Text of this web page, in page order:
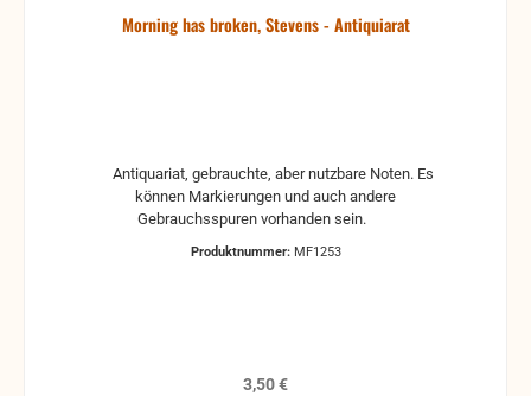
Morning has broken, Stevens - Antiquiarat
können Markierungen und auch andere
Produktnummer: MF1253
Regulärer Preis:
3,50 €